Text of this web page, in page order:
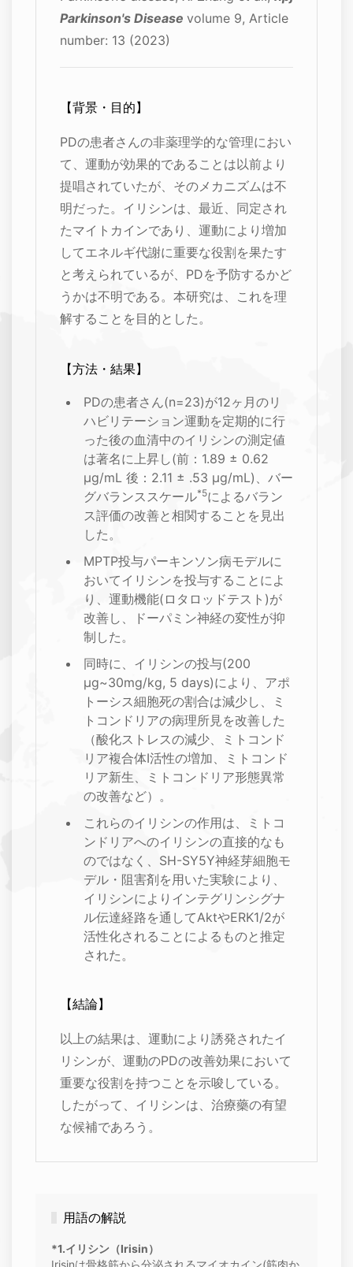
Parkinson's Disease volume 9, Article
number: 13 (2023)
【背景・目的】
PDの患者さんの非薬理学的な管理におい
て、運動が効果的であることは以前より
提唱されていたが、そのメカニズムは不
明だった。イリシンは、最近、同定され
たマイトカインであり、運動により増加
してエネルギ代謝に重要な役割を果たす
と考えられているが、PDを予防するかど
うかは不明である。本研究は、これを理
解することを目的とした。
【方法・結果】
PDの患者さん(n=23)が12ヶ月のリ
ハビリテーション運動を定期的に行
った後の血清中のイリシンの測定値
は著名に上昇し(前：1.89 ± 0.62
μg/mL 後：2.11 ± .53 μg/mL)、バー
グバランススケール*5によるバラン
ス評価の改善と相関することを見出
した。
MPTP投与パーキンソン病モデルに
おいてイリシンを投与することによ
り、運動機能(ロタロッドテスト)が
改善し、ドーパミン神経の変性が抑
制した。
同時に、イリシンの投与(200
μg~30mg/kg, 5 days)により、アポ
トーシス細胞死の割合は減少し、ミ
トコンドリアの病理所見を改善した
（酸化ストレスの減少、ミトコンド
リア複合体I活性の増加、ミトコンド
リア新生、ミトコンドリア形態異常
の改善など）。
これらのイリシンの作用は、ミトコ
ンドリアへのイリシンの直接的なも
のではなく、SH-SY5Y神経芽細胞モ
デル・阻害剤を用いた実験により、
イリシンによりインテグリンシグナ
ル伝達経路を通してAktやERK1/2が
活性化されることによるものと推定
された。
【結論】
以上の結果は、運動により誘発されたイ
リシンが、運動のPDの改善効果において
重要な役割を持つことを示唆している。
したがって、イリシンは、治療藥の有望
な候補であろう。
用語の解説
*1.イリシン（Irisin）